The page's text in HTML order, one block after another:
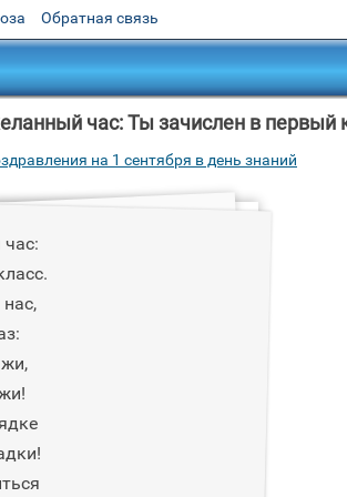
Обратная связь
час: Ты зачислен в первый
на 1 сентября в день знаний